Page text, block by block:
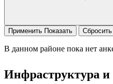
Применить Показать Сбросить
В данном районе пока нет
Инфраструктура и